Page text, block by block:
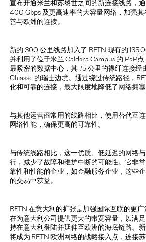
宣布开通米兰和苏黎世之间的新连接线路，
400 Gbps 及更高速率的大容量网络，加强其
善与欧洲的连接。
新的 300 公里线路加入了 RETN 现有的
并利用了位于米兰 Caldera Campus 的 PoP
最紧密的数据中心，其 75 公里的裸纤连接经
Chiasso 的瑞士边境。通过绕过传统路径，
化和可靠的连接，最大限度地降低了网络拥塞
与其他运营商常用的线路相比，使用替代互
网络性能，确保更高的可靠性。
与传统线路相比，这一优质、低延迟的网络
行，减少了故障和维护中断的可能性。它非常
靠性和性能的企业，如金融服务企业，这些
的交易中获益。
RETN 在意大利的扩张是加强国际互联的更
在为意大利公司提供更大的带宽容量，以满
持在意大利登陆并延伸至欧洲的海底链路。
将成为 RETN 欧洲网络的战略接入点，连接